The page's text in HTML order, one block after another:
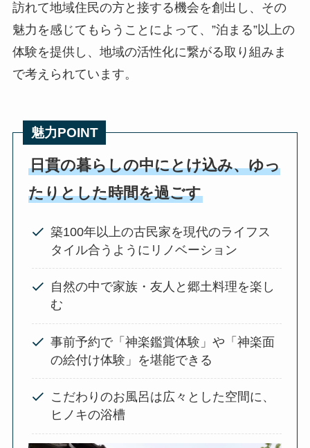
訪れて地域住民の方と接する機会を創出し、その
魅力を感じてもらうことによって、”泊まる”以上の
体験を提供し、地域の活性化に繋がる取り組みま
で考えられています。
魅力POINT
日貫の暮らしの中にとけ込み、ゆっ
たりとした時間を過ごす
築100年以上の古民家を現代のライフス
タイル合うようにリノベーション
自然の中で家族・友人と郷土料理を楽し
む
事前予約で「神楽鑑賞体験」や「神楽面
の絵付け体験」を堪能できる
こだわりのお風呂は広々とした空間に、
ヒノキの浴槽